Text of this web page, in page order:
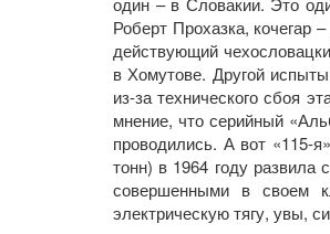
Роберт Прохазка, кочегар
действующий
в Хомутове. Другой
из-за технического сбоя
мнение, что серийный
проводились. А вот «115-
тонн) в 1964 году
совершенными в своем
электрическую тягу, увы,